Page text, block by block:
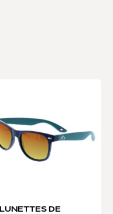
LUNETTES DE